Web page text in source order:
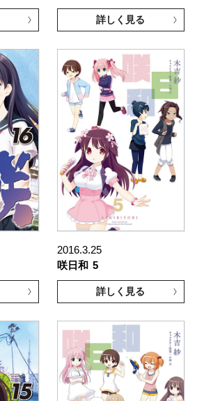
詳しく見る
2016.3.25
咲日和 5
詳しく見る